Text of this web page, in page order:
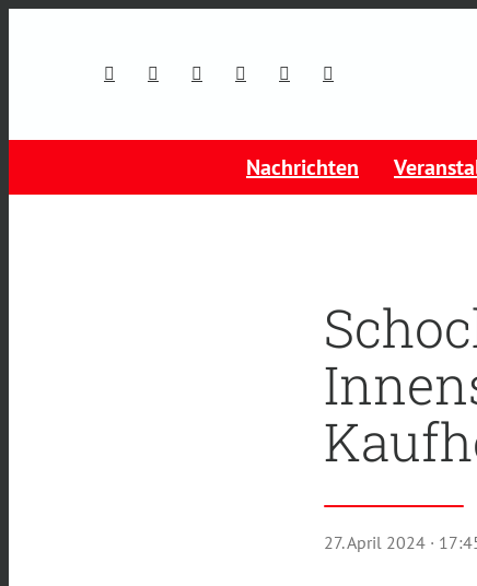
Nachrichten
27. April 2024 ·